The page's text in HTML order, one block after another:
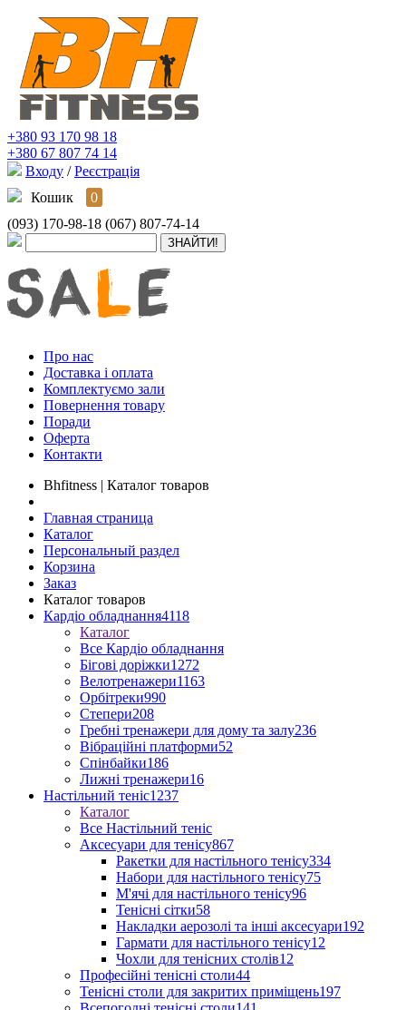
+380 93 170 98 18
+380 67 807 74 14
Входу / Реєстрація
Кошик
0
(093) 170-98-18 (067) 807-74-14
Про нас
Доставка і оплата
Комплектуємо зали
Повернення товару
Поради
Оферта
Контакти
Bhfitness | Каталог товаров
Главная страница
Каталог
Персональный раздел
Корзина
Заказ
Каталог товаров
Кардіо обладнання4118
Каталог
Все Кардіо обладнання
Бігові доріжки1272
Велотренажери1163
Орбітреки990
Степери208
Гребні тренажери для дому та залу236
Вібраційні платформи52
Спінбайки186
Лижні тренажери16
Настільний теніс1237
Каталог
Все Настільний теніс
Аксесуари для тенісу867
Ракетки для настільного тенісу334
Набори для настільного тенісу75
М'ячі для настільного тенісу96
Тенісні сітки58
Накладки аерозолі та інші аксесуари192
Гармати для настільного тенісу12
Чохли для тенісних столів12
Професійні тенісні столи44
Тенісні столи для закритих приміщень197